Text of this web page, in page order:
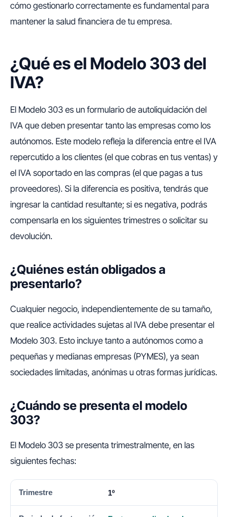
cómo gestionarlo correctamente es fundamental para
mantener la salud financiera de tu empresa.
¿Qué es el Modelo 303 del
IVA?
El Modelo 303 es un formulario de autoliquidación del
IVA que deben presentar tanto las empresas como los
autónomos. Este modelo refleja la diferencia entre el IVA
repercutido a los clientes (el que cobras en tus ventas) y
el IVA soportado en las compras (el que pagas a tus
proveedores). Si la diferencia es positiva, tendrás que
ingresar la cantidad resultante; si es negativa, podrás
compensarla en los siguientes trimestres o solicitar su
devolución.
¿Quiénes están obligados a
presentarlo?
Cualquier negocio, independientemente de su tamaño,
que realice actividades sujetas al IVA debe presentar el
Modelo 303. Esto incluye tanto a autónomos como a
pequeñas y medianas empresas (PYMES), ya sean
sociedades limitadas, anónimas u otras formas jurídicas.
¿Cuándo se presenta el modelo
303?
El Modelo 303 se presenta trimestralmente, en las
siguientes fechas:
TRIMESTRE PERIODO DE FACTURACIÓN
1º